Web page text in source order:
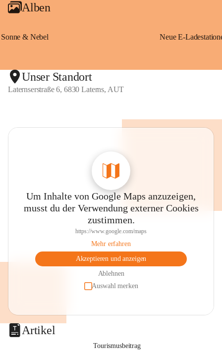
Alben
Sonne & Nebel
Unser Standort
Laternserstraße 6, 6830 Laterns, AUT
Um Inhalte von Google Maps anzuzeigen,
musst du der Verwendung externer Cookies
zustimmen.
https://www.google.com/maps
Mehr erfahren
Akzeptieren und anzeigen
Ablehnen
Auswahl merken
Artikel
Tourismusbeitrag